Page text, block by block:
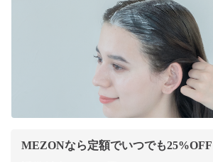
MEZONなら定額でいつでも25%OFF